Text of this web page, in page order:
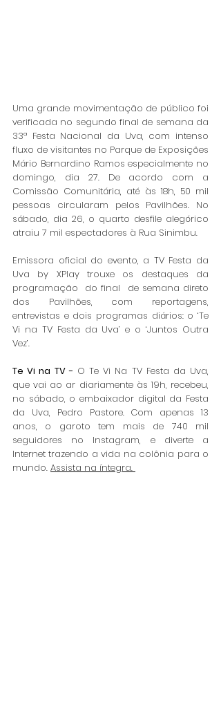
Uma grande movimentação de público foi
verificada no segundo final de semana da
33ª Festa Nacional da Uva, com intenso
fluxo de visitantes no Parque de Exposições
Mário Bernardino Ramos especialmente no
domingo, dia 27. De acordo com a
Comissão Comunitária, até às 18h, 50 mil
pessoas circularam pelos Pavilhões. No
sábado, dia 26, o quarto desfile alegórico
atraiu 7 mil espectadores à Rua Sinimbu.
Emissora oficial do evento, a TV Festa da
Uva by XPlay trouxe os destaques da
programação  do final  de semana direto
dos Pavilhões, com reportagens,
entrevistas e dois programas diários: o ‘Te
Vi na TV Festa da Uva’ e o ‘Juntos Outra
Vez’.
Te Vi na TV - O Te Vi Na TV Festa da Uva,
que vai ao ar diariamente às 19h, recebeu,
no sábado, o embaixador digital da Festa
da Uva, Pedro Pastore. Com apenas 13
anos, o garoto tem mais de 740 mil
seguidores no Instagram, e diverte a
Internet trazendo a vida na colônia para o
mundo. Assista na íntegra.